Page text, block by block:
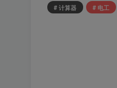
# 计算器
# 电工